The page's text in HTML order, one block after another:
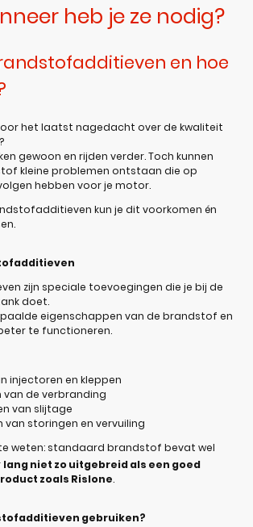
heb je ze nodig?
en hoe
het laatst nagedacht over de kwaliteit
gewoon en rijden verder. Toch kunnen
kleine problemen ontstaan die op
hebben voor je motor.
kun je dit voorkomen én
zijn speciale toevoegingen die je bij de
doet.
eigenschappen van de brandstof en
te functioneren.
injectoren en kleppen
van de verbranding
van slijtage
van storingen en vervuiling
weten: standaard brandstof bevat wel
lang niet zo uitgebreid als een goed
zoals Rislone.
gebruiken?